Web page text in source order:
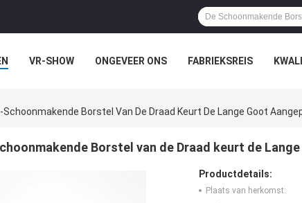
VR-SHOW ONGEVEER ONS FABRIEKSREIS
Schoonmakende Borstel Van De Draad Keurt De Lange Goot
Borstel van de Draad keurt de
Productdetails:
Plaats van herkomst: